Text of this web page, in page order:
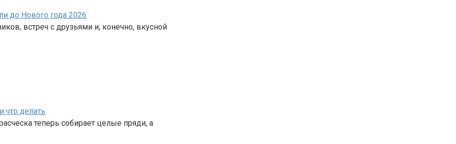
до Нового года 2026
встреч с друзьями и, конечно, вкусной
что делать
теперь собирает целые пряди, а